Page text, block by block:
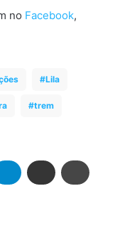
no Facebook,
Lila
trem